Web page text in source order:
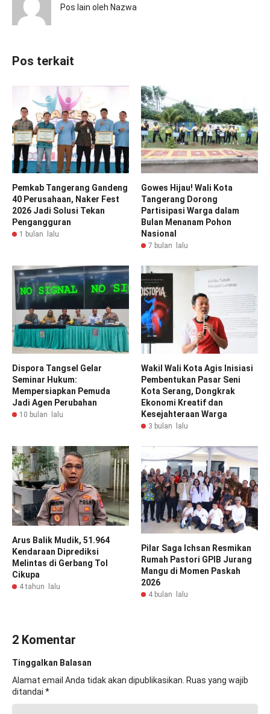
Pos lain oleh Nazwa
Pos terkait
Pemkab Tangerang Gandeng
40 Perusahaan, Naker Fest
2026 Jadi Solusi Tekan
Pengangguran
1 bulan lalu
Gowes Hijau! Wali Kota
Tangerang Dorong
Partisipasi Warga dalam
Bulan Menanam Pohon
Nasional
7 bulan lalu
Dispora Tangsel Gelar
Seminar Hukum:
Mempersiapkan Pemuda
Jadi Agen Perubahan
10 bulan lalu
Wakil Wali Kota Agis Inisiasi
Pembentukan Pasar Seni
Kota Serang, Dongkrak
Ekonomi Kreatif dan
Kesejahteraan Warga
3 bulan lalu
Arus Balik Mudik, 51.964
Kendaraan Diprediksi
Melintas di Gerbang Tol
Cikupa
4 tahun lalu
Pilar Saga Ichsan Resmikan
Rumah Pastori GPIB Jurang
Mangu di Momen Paskah
2026
4 bulan lalu
2 Komentar
Tinggalkan Balasan
Alamat email Anda tidak akan dipublikasikan. Ruas yang wajib
ditandai *